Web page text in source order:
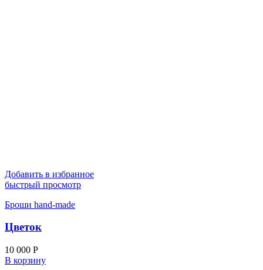
Добавить в избранное
быстрый просмотр
Броши hand-made
Цветок
10 000 Р
В корзину